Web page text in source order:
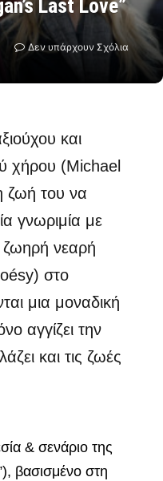
Last Love”
Δεν υπάρχουν Σχόλια
και
χήρου (Michael
ζωή του να
γνωριμία με
ζωηρή νεαρή
στο
μια μοναδική
αγγίζει την
και τις ζωές
& σενάριο της
βασισμένο στη